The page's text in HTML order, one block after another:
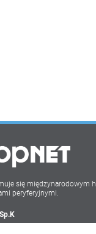
się międzynarodowym
peryferyjnymi.